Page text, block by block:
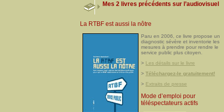
Mes 2 livres précédents sur l’audiovisuel
La RTBF est aussi la nôtre
Paru en 2006, ce livre propose un
diagnostic sévère et inventorie les
mesures à prendre pour rendre le
service public plus citoyen.
> Les détails sur le livre
> Téléchargez-le gratuitement!
> Extraits de presse
Mode d’emploi pour
téléspectateurs actifs